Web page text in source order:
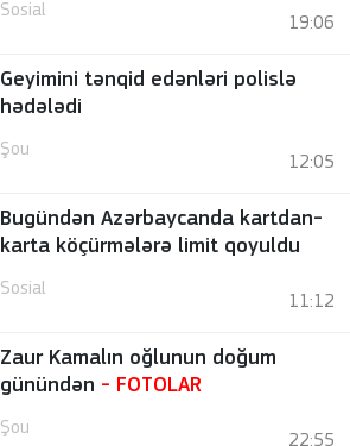
Sosial
19:06
Geyimini tənqid edənləri polislə
hədələdi
Şou
12:05
Bugündən Azərbaycanda kartdan-
karta köçürmələrə limit qoyuldu
Sosial
11:12
Zaur Kamalın oğlunun doğum
günündən - FOTOLAR
Şou
22:55